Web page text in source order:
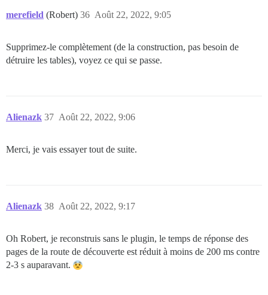
merefield (Robert) Août 22, 2022, 9:05
36
Supprimez-le complètement (de la construction, pas besoin de
détruire les tables), voyez ce qui se passe.
Alienazk Août 22, 2022, 9:06
37
Merci, je vais essayer tout de suite.
Alienazk Août 22, 2022, 9:17
38
Oh Robert, je reconstruis sans le plugin, le temps de réponse des
pages de la route de découverte est réduit à moins de 200 ms contre
2-3 s auparavant.